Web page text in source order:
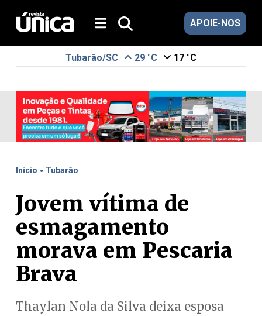
APOIE-NOS
Tubarão/SC 29 °C 17 °C
Início . Tubarão
Jovem vítima de
esmagamento
morava em Pescaria
Brava
Thaylan Nola da Silva deixa esposa